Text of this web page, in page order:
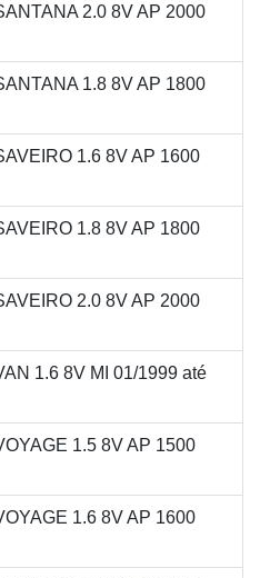
2.0 8V AP 2000
1.8 8V AP 1800
1.6 8V AP 1600
1.8 8V AP 1800
2.0 8V AP 2000
1.6 8V MI 01/1999 até
1.5 8V AP 1500
1.6 8V AP 1600